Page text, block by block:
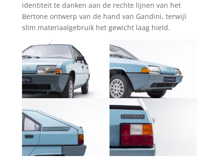
identiteit te danken aan de rechte lijnen van het
Bertone ontwerp van de hand van Gandini, terwijl
slim materiaalgebruik het gewicht laag hield.